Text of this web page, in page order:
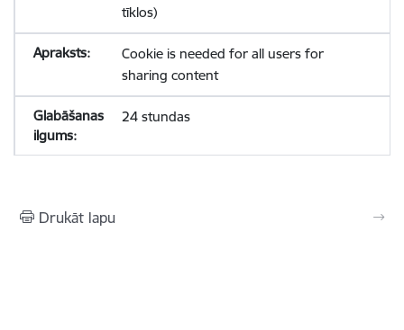
tīklos)
Cookie is needed for all users for
sharing content
24 stundas
Drukāt lapu